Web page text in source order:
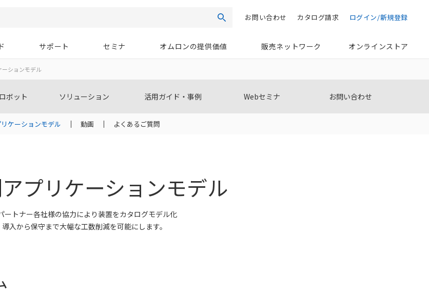
検索 ログイン/新規登録
カタログ請求
お問い合わせ
サポート セミナ オムロンの提供価値 販売ネットワーク オンラインストア
ーションモデル
ボット ソリューション 活用ガイド・事例 Webセミナ お問い合わせ
ケーションモデル 動画 よくあるご質問
プリケーションモデル
ートナー各社様の協力により装置をカタログモデル化
導入から保守まで大幅な工数削減を可能にします。